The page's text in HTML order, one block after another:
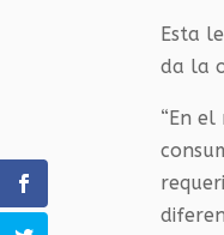
Esta
da la
“En